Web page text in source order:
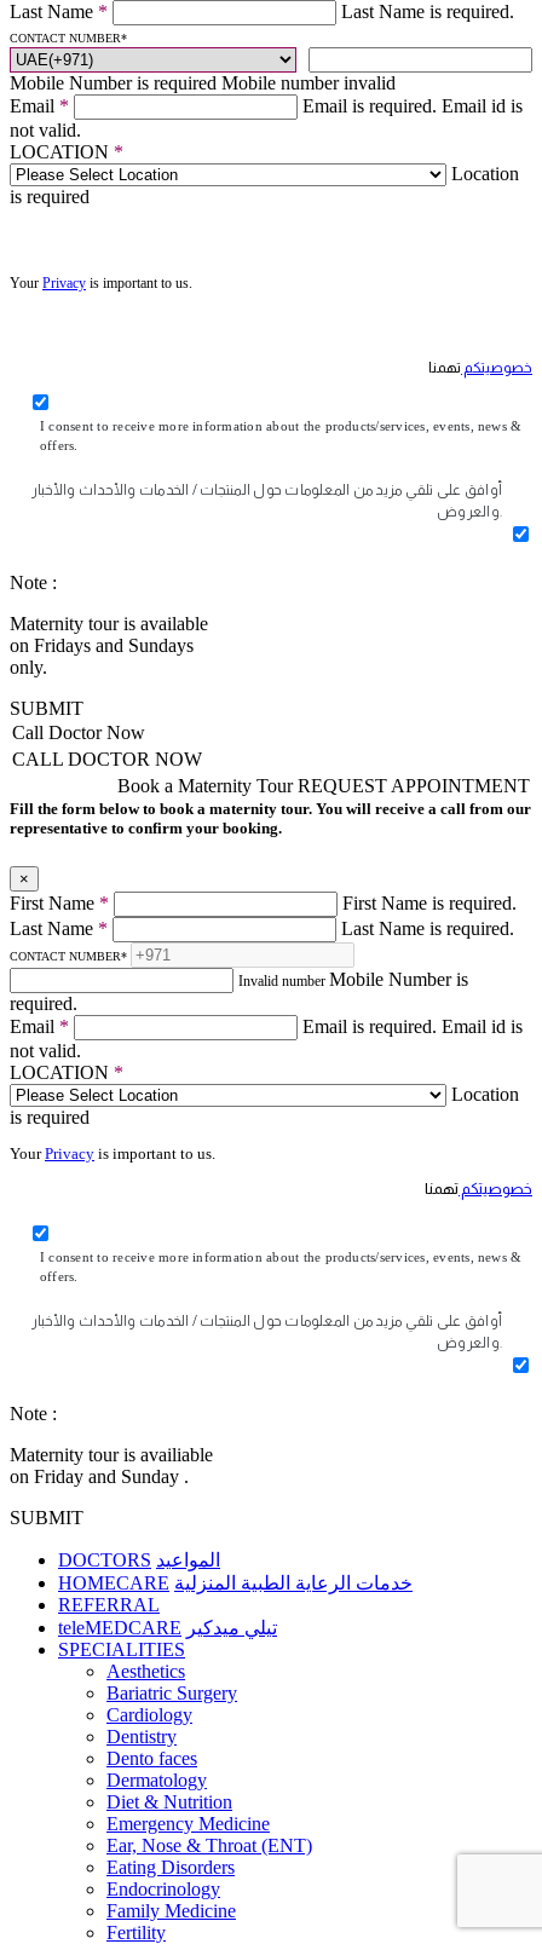
Last Name * Last Name is required.
CONTACT NUMBER*
Mobile Number is required Mobile number invalid
Email * Email is required. Email id is
not valid.
LOCATION *
Location
is required
Your Privacy is important to us.
خصوصيتكم تهمنا
I consent to receive more information about the products/services, events, news &
offers.
أوافق على تلقي مزيد من المعلومات حول المنتجات / الخدمات والأحداث والأخبار
والعروض.
Note :
Maternity tour is available
on Fridays and Sundays
only.
SUBMIT
Call Doctor Now
CALL DOCTOR NOW
REQUEST APPOINTMENT
Book a Maternity Tour
Fill the form below to book a maternity tour. You will receive a call from our
representative to confirm your booking.
×
First Name *
First Name is required.
Last Name * Last Name is required.
CONTACT NUMBER*
Invalid number Mobile Number is
required.
Email * Email is required. Email id is
not valid.
LOCATION *
Location
is required
YourPrivacy is important to us.
خصوصيتكم تهمنا
I consent to receive more information about the products/services, events, news &
offers.
أوافق على تلقي مزيد من المعلومات حول المنتجات / الخدمات والأحداث والأخبار
Note :
Maternity tour is availiable
on Friday and Sunday .
SUBMIT
DOCTORS المواعيد
HOMECARE خدمات الرعاية الطبية المنزلية
REFERRAL
teleMEDCARE تيلي ميدكير
SPECIALITIES
Aesthetics
Bariatric Surgery
Cardiology
Dentistry
Dento faces
Dermatology
Diet & Nutrition
Emergency Medicine
Ear, Nose & Throat (ENT)
Eating Disorders
Endocrinology
Family Medicine
Fertility